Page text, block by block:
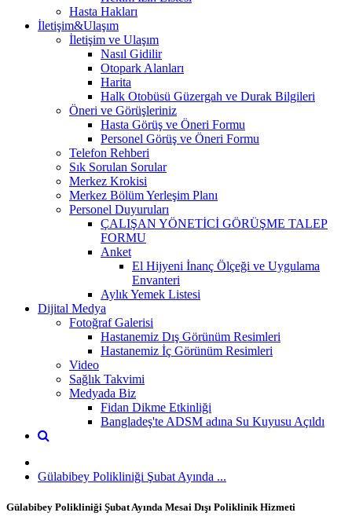
Hasta Hakları
İletişim&Ulaşım
İletişim ve Ulaşım
Nasıl Gidilir
Otopark Alanları
Harita
Halk Otobüsü Güzergah ve Durak Bilgileri
Öneri ve Görüşleriniz
Hasta Görüş ve Öneri Formu
Personel Görüş ve Öneri Formu
Telefon Rehberi
Sık Sorulan Sorular
Merkez Krokisi
Merkez Bölüm Yerleşim Planı
Personel Duyuruları
ÇALIŞAN YÖNETİCİ GÖRÜŞME TALEP
FORMU
Anket
El Hijyeni İnanç Ölçeği ve Uygulama
Envanteri
Aylık Yemek Listesi
Dijital Medya
Fotoğraf Galerisi
Hastanemiz Dış Görünüm Resimleri
Hastanemiz İç Görünüm Resimleri
Video
Sağlık Takvimi
Medyada Biz
Fidan Dikme Etkinliği
Bangladeş'te ADSM adına Su Kuyusu Açıldı
Gülabibey Polikliniği Şubat Ayında ...
Gülabibey Polikliniği Şubat Ayında Mesai Dışı Poliklinik Hizmeti